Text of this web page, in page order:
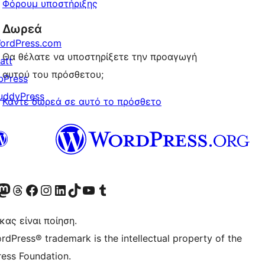
Φόρουμ υποστήριξης
Δωρεά
Θα θέλατε να υποστηρίξετε την προαγωγή
αυτού του πρόσθετου;
Κάντε δωρεά σε αυτό το πρόσθετο
accountaccount
τον λογαριασμό μας στο Mastodon
Visit our Threads account
Επισκεφτείτε τη σελίδα μας στο Facebook
Επισκεφθείτε τον λογαριασμό μας Instagram
Επισκεφθείτε τον λογαριασμό μας LinkedIn
Visit our TikTok account
Visit our YouTube channel
Visit our Tumblr account
είναι ποίηση.
trademark is the intellectual property of the
Foundation.